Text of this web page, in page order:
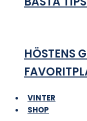
HÖSTENS
VINTER
SHOP